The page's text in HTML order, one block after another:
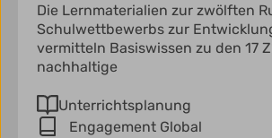
Die Lernmaterialien zur zwölften
Schulwettbewerbs zur
vermitteln Basiswissen zu den 17
nachhaltige
Unterrichtsplanung
Engagement Global